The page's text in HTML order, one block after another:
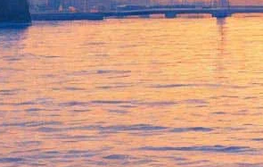
актер Шон Бин, известный своими
Колец" и сериале "Игры
из любимого паба на севере
поведение и дебош. Для любящего
моральная травма, ведь в этом
от времени. Местные жители всегда
с расспросами. Весь вечер Бин пьет,
нибудь из собутыльников. Недавно он